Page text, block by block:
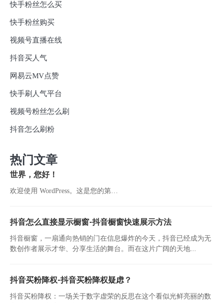
快手粉丝怎么买
快手粉丝购买
视频号直播在线
抖音买人气
网易云MV点赞
快手刷人气平台
视频号粉丝怎么刷
抖音怎么刷粉
热门文章
世界，您好！
欢迎使用 WordPress。这是您的第…
抖音怎么直接显示橱窗-抖音橱窗快速展示方法
抖音橱窗，一扇通向热销的门在信息爆炸的今天，抖音已经成为无
数创作者展示才华、分享生活的舞台。而在这片广阔的天地...
抖音买粉降权-抖音买粉降权疑虑？
抖音买粉降权：一场关于数字虚荣的反思在这个看似光鲜亮丽的数